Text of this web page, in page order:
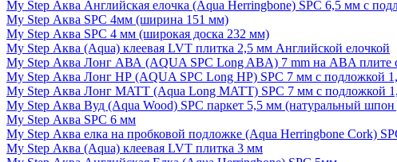
My Step Аква Английская елочка (Aqua Herringbone) SPC 6,5 мм с
My Step Аква SPC 4мм (ширина 151 мм)
My Step Аква SPC 4 мм (широкая доска 232 мм)
My Step Аква (Aqua) клеевая LVT плитка 2,5 мм Английской елочкой
My Step Аква Лонг АВА (AQUA SPC Long ABA) 7 mm на ABA плите
My Step Аква Лонг НР (AQUA SPC Long HP) SPC 7 мм с подложкой
My Step Аква Лонг MATT (Aqua Long MATT) SPC 7 мм с подложкой
My Step Аква Вуд (Aqua Wood) SPC паркет 5,5 мм (натуральный шпон
My Step Аква SPC 6 мм
My Step Аква елка на пробковой подложке (Aqua Herringbone Cork)
My Step Аква (Aqua) клеевая LVT плитка 3 мм